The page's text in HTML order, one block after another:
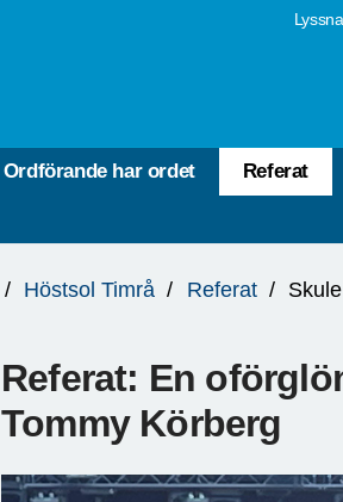
Lyssna
Ordförande har ordet Referat
Höstsol Timrå Referat
Referat: En
Tommy Körberg